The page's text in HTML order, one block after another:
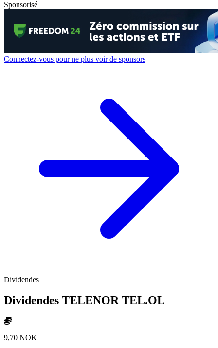
Sponsorisé
Connectez-vous pour ne plus voir de sponsors
Dividendes
Dividendes TELENOR TEL.OL
9,70 NOK